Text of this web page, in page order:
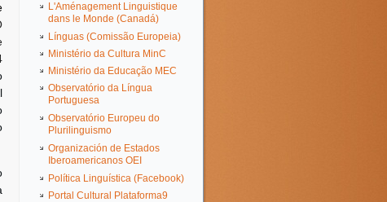
L'Aménagement Linguistique
dans le Monde (Canadá)
Línguas (Comissão Europeia)
Ministério da Cultura MinC
Ministério da Educação MEC
Observatório da Língua
Portuguesa
Observatório Europeu do
Plurilinguismo
Organización de Estados
Iberoamericanos OEI
Política Linguística (Facebook)
Portal Cultural Plataforma9